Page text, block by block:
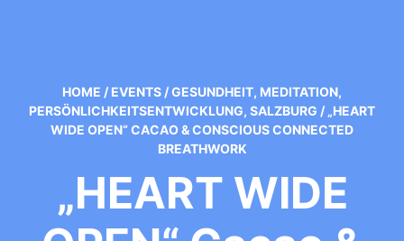
HOME / EVENTS /GESUNDHEIT, MEDITATION,
PERSÖNLICHKEITSENTWICKLUNG, SALZBURG / „HEART
WIDE OPEN“ CACAO & CONSCIOUS CONNECTED
BREATHWORK
„HEART WIDE